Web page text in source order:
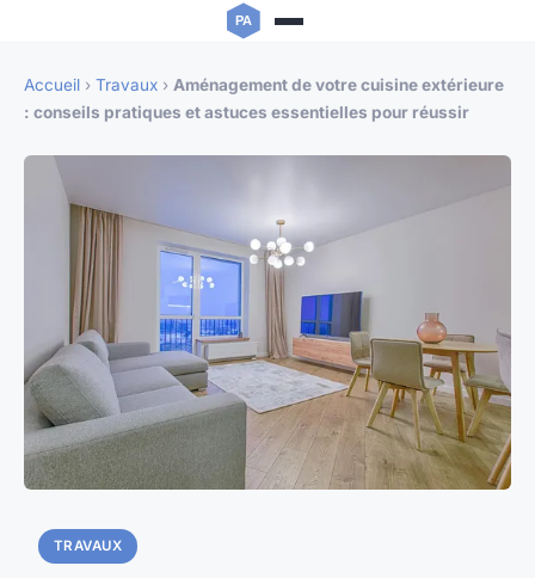
Accueil › Travaux › Aménagement de votre cuisine extérieure
: conseils pratiques et astuces essentielles pour réussir
TRAVAUX